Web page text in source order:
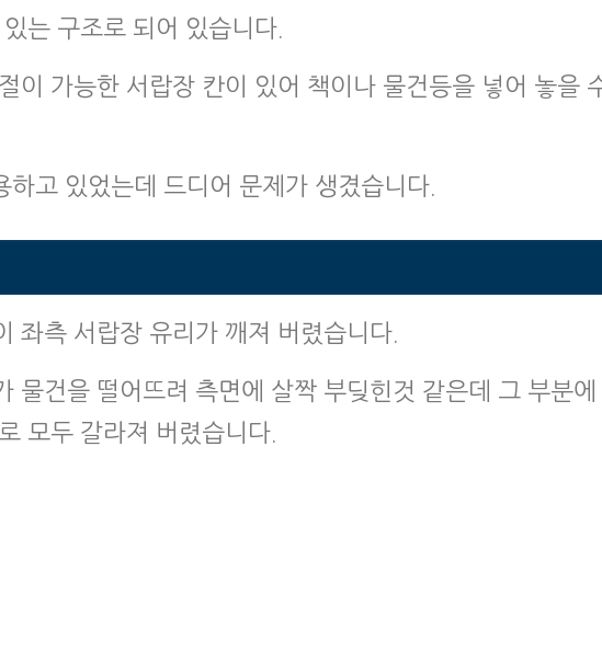
는 구조로 되어 있습니다.
이 가능한 서랍장 칸이 있어 책이나 물건등을 넣어 놓을
고 있었는데 드디어 문제가 생겼습니다.
좌측 서랍장 유리가 깨져 버렸습니다.
물건을 떨어뜨려 측면에 살짝 부딪힌것 같은데 그 부분에
모두 갈라져 버렸습니다.